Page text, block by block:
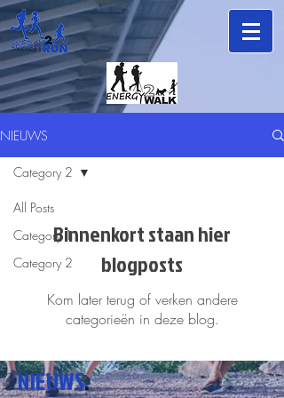
NIEUWS
All Posts
Category 1
Category 2
Category 2
Binnenkort staan hier
blogposts
Kom later terug of verken andere
categorieën in deze blog.
NIEUWS.